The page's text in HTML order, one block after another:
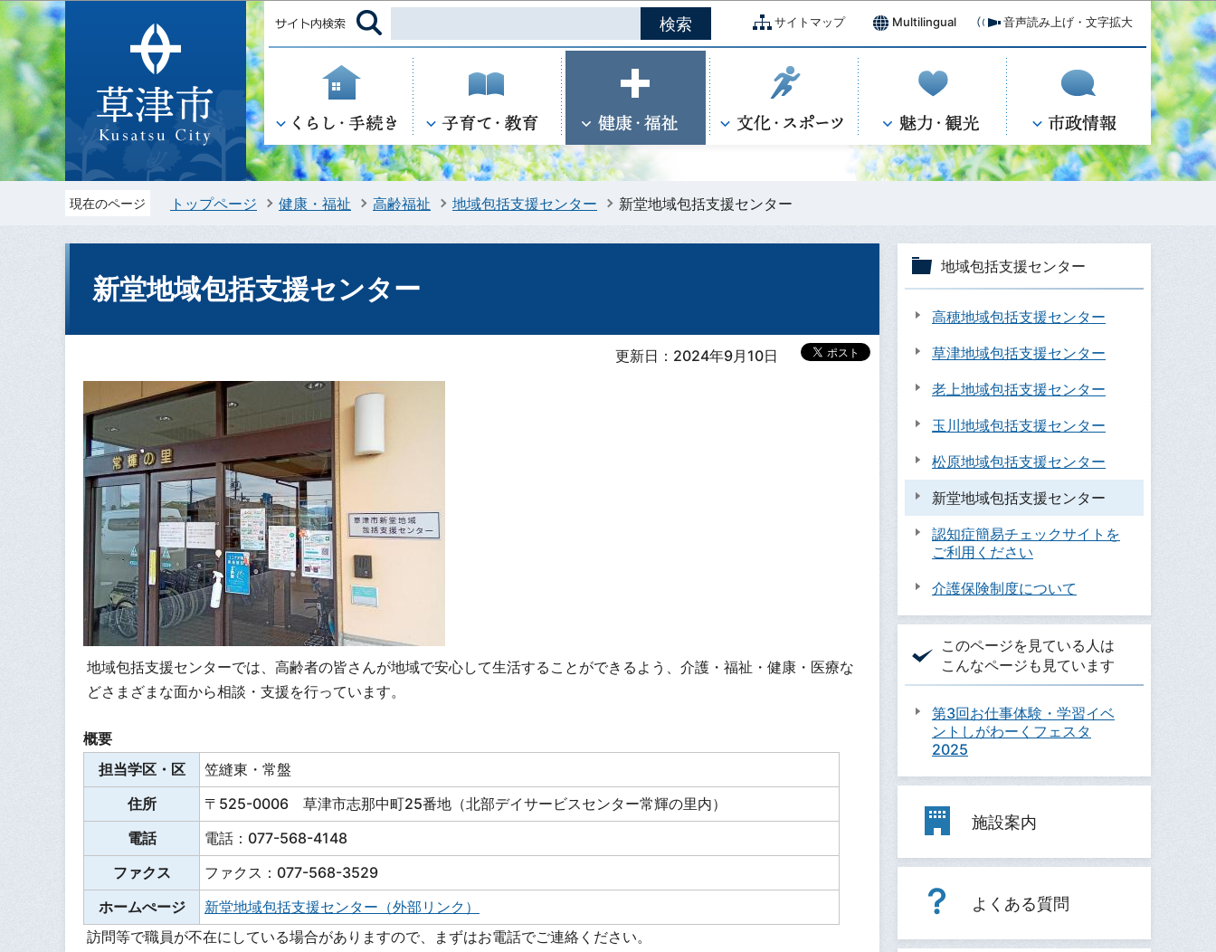
このページの本文へ移動
サイトマップ Multilingual 音声読み上げ・文字拡大
現在のページ トップページ 健康・福祉 高齢福祉 地域包括支援センター 新堂地域包括支援センター
新堂地域包括支援センター
更新日：2024年9月10日
地域包括支援センターでは、高齢者の皆さんが地域で安心して生活することができるよう、介護・福祉・健康・医療な
どさまざまな面から相談・支援を行っています。
概要
担当学区・区
笠縫東・常盤
住所
〒525-0006 草津市志那中町25番地（北部デイサービスセンター常輝の里内）
電話
電話：077-568-4148
ファクス
ファクス：077-568-3529
ホームぺージ
新堂地域包括支援センター（外部リンク）
訪問等で職員が不在にしている場合がありますので、まずはお電話でご連絡ください。
地域包括支援センター
高穂地域包括支援センター
草津地域包括支援センター
老上地域包括支援センター
玉川地域包括支援センター
松原地域包括支援センター
新堂地域包括支援センター
認知症簡易チェックサイトを
ご利用ください
介護保険制度について
このページを見ている人は
こんなページも見ています
第3回お仕事体験・学習イベ
ントしがわーくフェスタ
2025
施設案内
よくある質問